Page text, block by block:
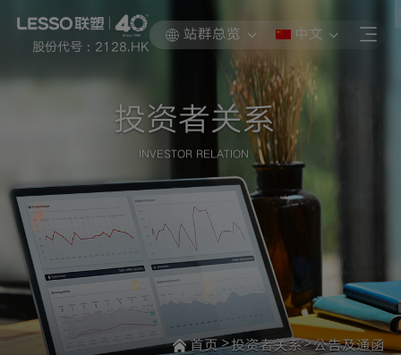
股份代号 : 2128.HK
站群总览 中文
投资者关系
INVESTOR RELATION
首页>投资者关系>公告及通函